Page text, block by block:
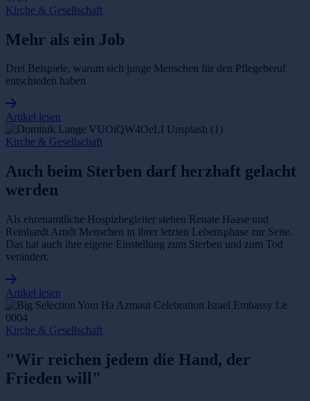
Kirche & Gesellschaft
Mehr als ein Job
Drei Beispiele, warum sich junge Menschen für den Pflegeberuf
entschieden haben
Artikel lesen
Kirche & Gesellschaft
Auch beim Sterben darf herzhaft gelacht
werden
Als ehrenamtliche Hospizbegleiter stehen Renate Haase und
Reinhardt Arndt Menschen in ihrer letzten Lebensphase zur Seite.
Das hat auch ihre eigene Einstellung zum Sterben und zum Tod
verändert.
Artikel lesen
Kirche & Gesellschaft
"Wir reichen jedem die Hand, der
Frieden will"